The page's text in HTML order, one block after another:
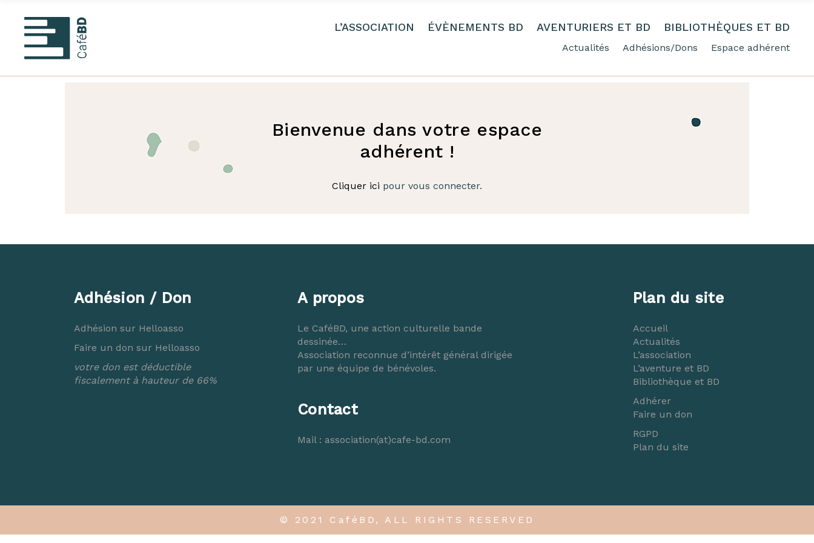
L’ASSOCIATION ÉVÈNEMENTS BD AVENTURIERS ET BD BIBLIOTHÈQUES ET BD
Actualités Adhésions/Dons Espace adhérent
Bienvenue dans votre espace
adhérent !
Cliquer ici pour vous connecter.
Adhésion / Don
Adhésion sur Helloasso
Faire un don sur Helloasso
votre don est déductible
fiscalement à hauteur de 66%
A propos
Le CaféBD, une action culturelle bande
dessinée…
Association reconnue d’intérêt général dirigée
par une équipe de bénévoles.
Contact
Mail : association(at)cafe-bd.com
Plan du site
Accueil
Actualités
L’association
L’aventure et BD
Bibliothèque et BD
Adhérer
Faire un don
RGPD
Plan du site
© 2021 CaféBD, ALL RIGHTS RESERVED